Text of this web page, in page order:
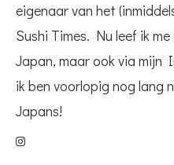
eigenaar van het
Sushi Times. Nu leef ik
Japan, maar ook via mijn
ik ben voorlopig nog lang
Japans!